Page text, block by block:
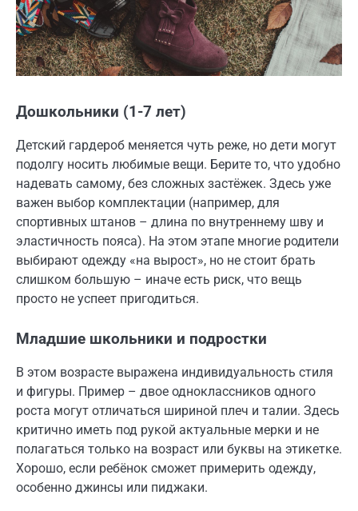
Дошкольники (1-7 лет)
Детский гардероб меняется чуть реже, но дети могут
подолгу носить любимые вещи. Берите то, что удобно
надевать самому, без сложных застёжек. Здесь уже
важен выбор комплектации (например, для
спортивных штанов – длина по внутреннему шву и
эластичность пояса). На этом этапе многие родители
выбирают одежду «на вырост», но не стоит брать
слишком большую – иначе есть риск, что вещь
просто не успеет пригодиться.
Младшие школьники и подростки
В этом возрасте выражена индивидуальность стиля
и фигуры. Пример – двое одноклассников одного
роста могут отличаться шириной плеч и талии. Здесь
критично иметь под рукой актуальные мерки и не
полагаться только на возраст или буквы на этикетке.
Хорошо, если ребёнок сможет примерить одежду,
особенно джинсы или пиджаки.